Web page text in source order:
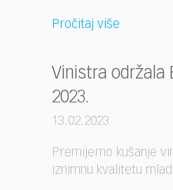
Pročitaj više
Vinistra održala
2023.
13.02.2023
Premijerno kušanje
iznimnu kvalitetu